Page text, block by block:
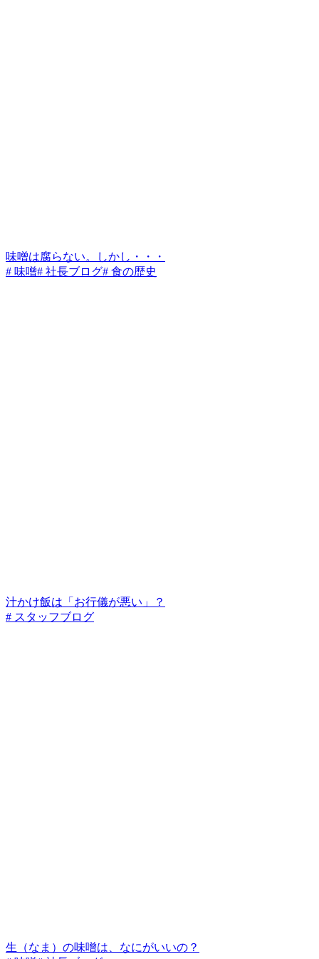
味噌は腐らない。しかし・・・
# 味噌# 社長ブログ# 食の歴史
汁かけ飯は「お行儀が悪い」？
# スタッフブログ
生（なま）の味噌は、なにがいいの？